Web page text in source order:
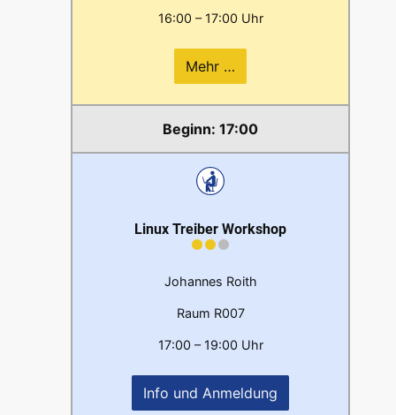
16:00 – 17:00 Uhr
Mehr …
17:00
Linux Treiber Workshop
Johannes Roith
Raum R007
17:00 – 19:00 Uhr
Info und Anmeldung